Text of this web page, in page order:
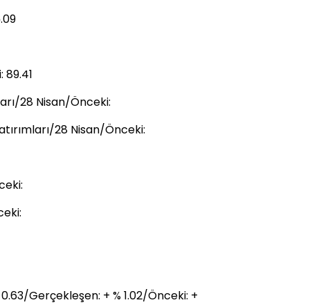
28 Nisan/Önceki:
28 Nisan/Önceki:
Gerçekleşen: + % 1.02/Önceki: +